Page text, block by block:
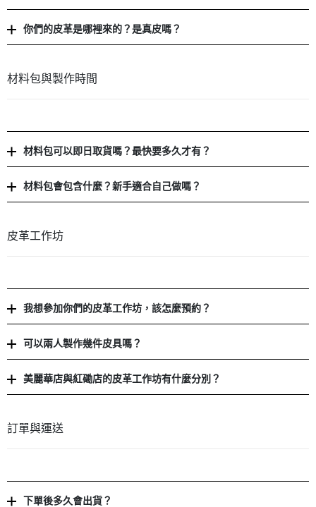
你們的皮革是哪裡來的？是真皮嗎？
材料包與製作時間
材料包可以即日取貨嗎？最快要多久才有？
材料包會包含什麼？新手適合自己做嗎？
皮革工作坊
我想參加你們的皮革工作坊，該怎麼預約？
可以兩人製作幾件皮具嗎？
美麗華店與紅磡店的皮革工作坊有什麼分別？
訂單與運送
下單後多久會出貨？